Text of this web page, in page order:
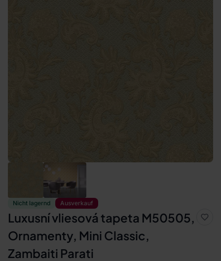
Nicht lagernd Ausverkauf
Luxusní vliesová tapeta M50505,
Ornamenty, Mini Classic,
Zambaiti Parati